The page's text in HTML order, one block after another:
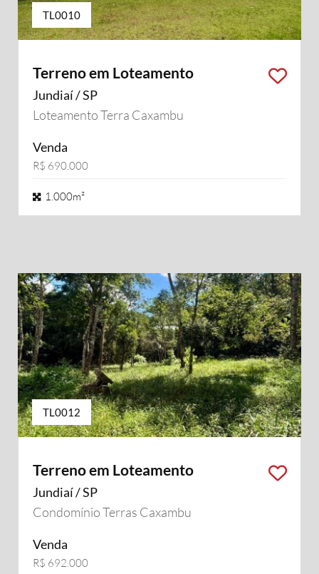
TL0010
Terreno em Loteamento
Jundiaí / SP
Loteamento Terra Caxambu
Venda
R$ 690.000
1.000m²
TL0012
Terreno em Loteamento
Jundiaí / SP
Condomínio Terras Caxambu
Venda
R$ 692.000